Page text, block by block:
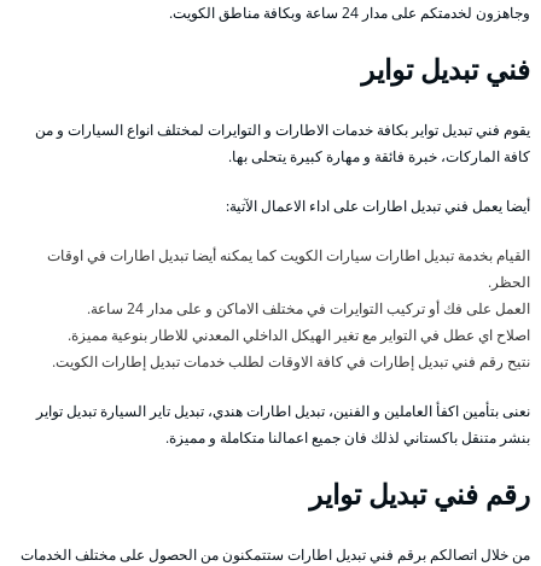
وجاهزون لخدمتكم على مدار 24 ساعة وبكافة مناطق الكويت.
فني تبديل تواير
يقوم فني تبديل تواير بكافة خدمات الاطارات و التوايرات لمختلف انواع السيارات و من
كافة الماركات، خبرة فائقة و مهارة كبيرة يتحلى بها.
أيضا يعمل فني تبديل اطارات على اداء الاعمال الآتية:
القيام بخدمة تبديل اطارات سيارات الكويت كما يمكنه أيضا تبديل اطارات في اوقات
الحظر.
العمل على فك أو تركيب التوايرات في مختلف الاماكن و على مدار 24 ساعة.
اصلاح اي عطل في التواير مع تغير الهيكل الداخلي المعدني للاطار بنوعية مميزة.
نتيح رقم فني تبديل إطارات في كافة الاوقات لطلب خدمات تبديل إطارات الكويت.
نعنى بتأمين اكفأ العاملين و الفنين، تبديل اطارات هندي، تبديل تاير السيارة تبديل تواير
بنشر متنقل باكستاني لذلك فان جميع اعمالنا متكاملة و مميزة.
رقم فني تبديل تواير
من خلال اتصالكم برقم فني تبديل اطارات ستتمكنون من الحصول على مختلف الخدمات